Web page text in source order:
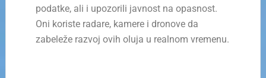
podatke, ali i upozorili javnost na opasnost.
Oni koriste radare, kamere i dronove da
zabeleže razvoj ovih oluja u realnom vremenu.